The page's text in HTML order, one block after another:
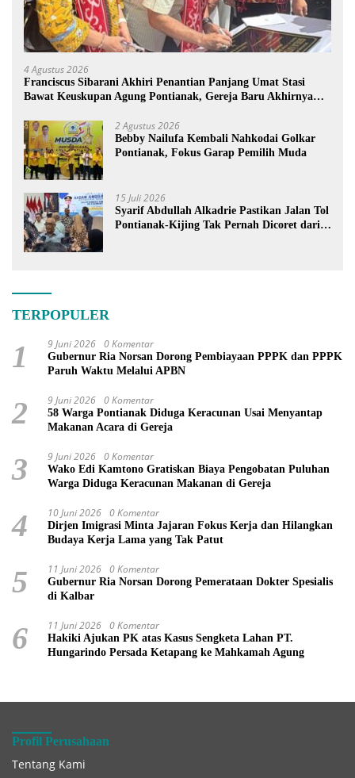
4 Agustus 2026
Franciscus Sibarani Akhiri Penantian Panjang Umat Stasi
Bawat Keuskupan Agung Pontianak, Gereja Baru Akhirnya
2 Agustus 2026
Bebby Nailufa Kembali Nahkodai Golkar
Pontianak, Fokus Garap Pemilih Muda
15 Juli 2026
Syarif Abdullah Alkadrie Pastikan Jalan Tol
Pontianak-Kijing Tak Pernah Dicoret dari
TERPOPULER
1 9 Juni 2026 0 Komentar
Gubernur Ria Norsan Dorong Pembiayaan PPPK dan PPPK
Paruh Waktu Melalui APBN
2 9 Juni 2026 0 Komentar
58 Warga Pontianak Diduga Keracunan Usai Menyantap
Makanan Acara di Gereja
3 9 Juni 2026 0 Komentar
Wako Edi Kamtono Gratiskan Biaya Pengobatan Puluhan
Warga Diduga Keracunan Makanan di Gereja
4 10 Juni 2026 0 Komentar
Dirjen Imigrasi Minta Jajaran Fokus Kerja dan Hilangkan
Budaya Kerja Lama yang Tak Patut
5 11 Juni 2026 0 Komentar
Gubernur Ria Norsan Dorong Pemerataan Dokter Spesialis
di Kalbar
6 11 Juni 2026 0 Komentar
Hakiki Ajukan PK atas Kasus Sengketa Lahan PT.
Hungarindo Persada Ketapang ke Mahkamah Agung
Profil Perusahaan
Tentang Kami